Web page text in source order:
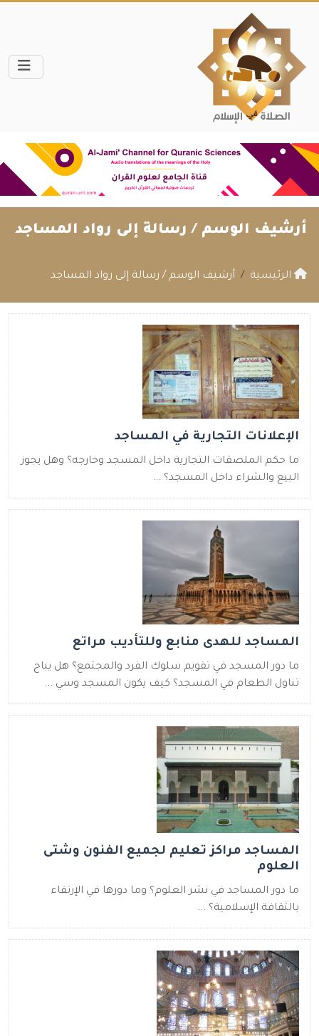
أرشيف الوسم / رسالة إلى رواد المساجد
الرئيسية أرشيف الوسم / رسالة إلى رواد المساجد
الإعلانات التجارية في المساجد
ما حكم الملصقات التجارية داخل المسجد وخارجه؟ وهل يجوز
البيع والشراء داخل المسجد؟ ...
المساجد للهدى منابع وللتأديب مراتع
ما دور المسجد في تقويم سلوك الفرد والمجتمع؟ هل يباح
تناول الطعام في المسجد؟ كيف يكون المسجد وسي ...
المساجد مراكز تعليم لجميع الفنون وشتى
العلوم
ما دور المساجد في نشر العلوم؟ وما دورها في الإرتقاء
بالثقافة الإسلامية؟ ...